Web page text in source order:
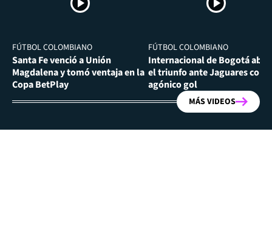
FÚTBOL COLOMBIANO
Santa Fe venció a Unión
Magdalena y tomó ventaja en la
Copa BetPlay
FÚTBOL COLOMBIANO
Internacional de Bogotá
el triunfo ante Jaguares con
agónico gol
MÁS VIDEOS